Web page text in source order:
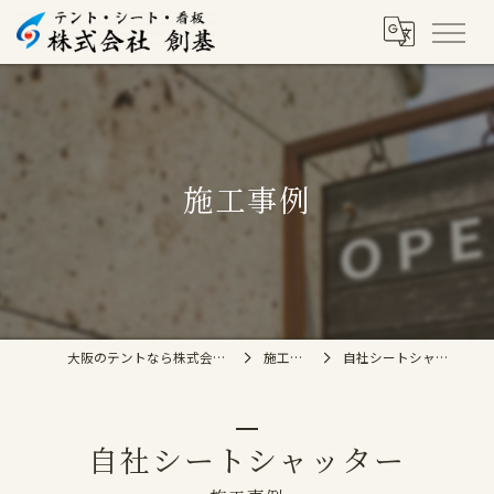
施工事例
大阪のテントなら株式会社創基 施工事例 自社シートシャッター
自社シートシャッター